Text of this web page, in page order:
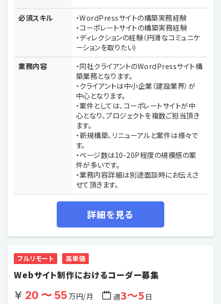
必須スキル
・WordPressサイトの構築実務経験
・コーポレートサイトの構築実務経験
・ディレクションの経験（円滑なコミュニケ
ーションを取りたい）
業務内容
・同社クライアントのWordPressサイト構
築業務となります。
・クライアントは中小企業（建設業界）が
中心となります。
・案件としては、コーポレートサイトが中
心となり、プロジェクトを複数ご担当頂き
ます。
・新規構築、リニューアルと案件は様々で
す。
・ページ数は10-20P程度の規模感の案
件が多いです。
・業務内容詳細は別途面談時にお伝えさ
せて頂きます。
詳細を見る
フルリモート 高単価
Webサイト制作におけるコーダー募集
20 〜 55万円/月 週3〜5日